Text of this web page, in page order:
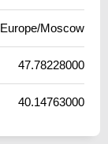
Europe/Moscow
47.78228000
40.14763000